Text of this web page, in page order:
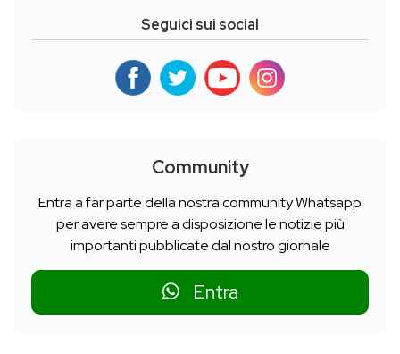
Seguici sui social
Community
Entra a far parte della nostra community Whatsapp
per avere sempre a disposizione le notizie più
importanti pubblicate dal nostro giornale
Entra